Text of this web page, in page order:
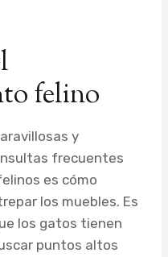
felino
y
frecuentes
es cómo
los muebles. Es
los gatos tienen
puntos altos